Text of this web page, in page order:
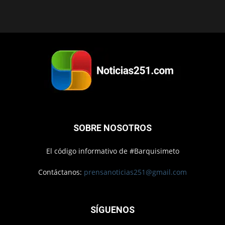
SOBRE NOSOTROS
El código informativo de #Barquisimeto
Contáctanos: prensanoticias251@gmail.com
SÍGUENOS